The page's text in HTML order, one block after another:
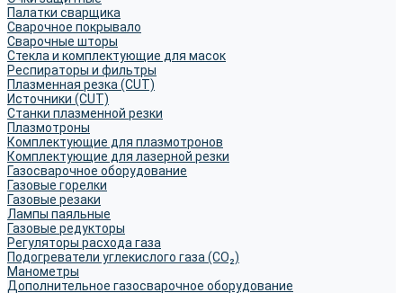
Палатки сварщика
Сварочное покрывало
Сварочные шторы
Стекла и комплектующие для масок
Респираторы и фильтры
Плазменная резка (CUT)
Источники (CUT)
Станки плазменной резки
Плазмотроны
Комплектующие для плазмотронов
Комплектующие для лазерной резки
Газосварочное оборудование
Газовые горелки
Газовые резаки
Лампы паяльные
Газовые редукторы
Регуляторы расхода газа
Подогреватели углекислого газа (CO₂)
Манометры
Дополнительное газосварочное оборудование